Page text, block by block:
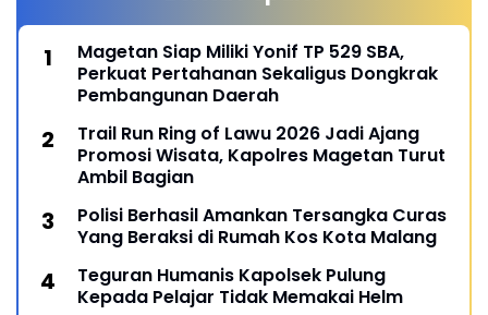
Magetan Siap Miliki Yonif TP 529 SBA,
Perkuat Pertahanan Sekaligus Dongkrak
Pembangunan Daerah
Trail Run Ring of Lawu 2026 Jadi Ajang
Promosi Wisata, Kapolres Magetan Turut
Ambil Bagian
Polisi Berhasil Amankan Tersangka Curas
Yang Beraksi di Rumah Kos Kota Malang
Teguran Humanis Kapolsek Pulung
Kepada Pelajar Tidak Memakai Helm